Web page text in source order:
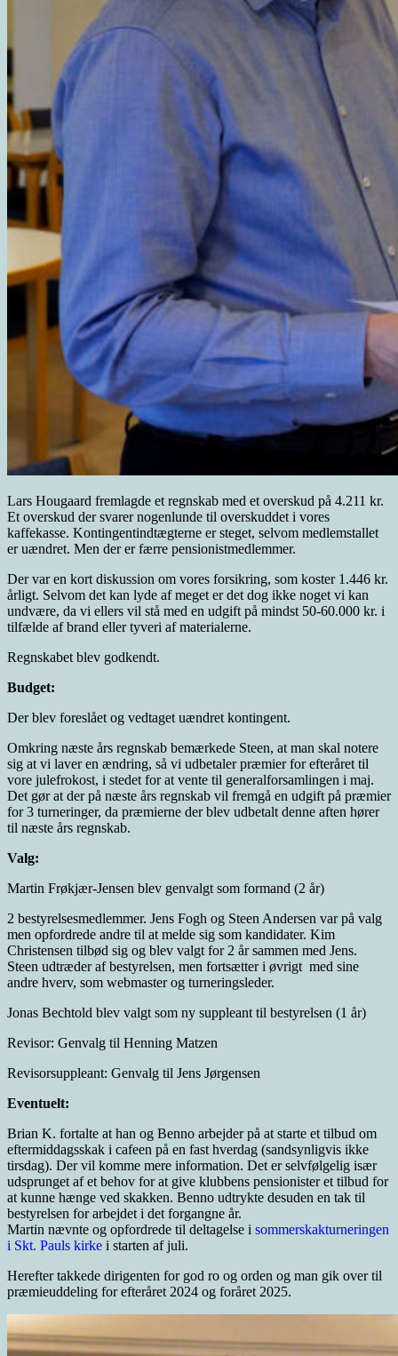
Lars Hougaard fremlagde et regnskab med et overskud på 4.211 kr.
Et overskud der svarer nogenlunde til overskuddet i vores
kaffekasse. Kontingentindtægterne er steget, selvom medlemstallet
er uændret. Men der er færre pensionistmedlemmer.
Der var en kort diskussion om vores forsikring, som koster 1.446 kr.
årligt. Selvom det kan lyde af meget er det dog ikke noget vi kan
undvære, da vi ellers vil stå med en udgift på mindst 50-60.000 kr. i
tilfælde af brand eller tyveri af materialerne.
Regnskabet blev godkendt.
Budget:
Der blev foreslået og vedtaget uændret kontingent.
Omkring næste års regnskab bemærkede Steen, at man skal notere
sig at vi laver en ændring, så vi udbetaler præmier for efteråret til
vore julefrokost, i stedet for at vente til generalforsamlingen i maj.
Det gør at der på næste års regnskab vil fremgå en udgift på præmier
for 3 turneringer, da præmierne der blev udbetalt denne aften hører
til næste års regnskab.
Valg:
Martin Frøkjær-Jensen blev genvalgt som formand (2 år)
2 bestyrelsesmedlemmer. Jens Fogh og Steen Andersen var på valg
men opfordrede andre til at melde sig som kandidater. Kim
Christensen tilbød sig og blev valgt for 2 år sammen med Jens.
Steen udtræder af bestyrelsen, men fortsætter i øvrigt med sine
andre hverv, som webmaster og turneringsleder.
Jonas Bechtold blev valgt som ny suppleant til bestyrelsen (1 år)
Revisor: Genvalg til Henning Matzen
Revisorsuppleant: Genvalg til Jens Jørgensen
Eventuelt:
Brian K. fortalte at han og Benno arbejder på at starte et tilbud om
eftermiddagsskak i cafeen på en fast hverdag (sandsynligvis ikke
tirsdag). Der vil komme mere information. Det er selvfølgelig især
udsprunget af et behov for at give klubbens pensionister et tilbud for
at kunne hænge ved skakken. Benno udtrykte desuden en tak til
bestyrelsen for arbejdet i det forgangne år.
Martin nævnte og opfordrede til deltagelse i sommerskakturneringen
i Skt. Pauls kirke i starten af juli.
Herefter takkede dirigenten for god ro og orden og man gik over til
præmieuddeling for efteråret 2024 og foråret 2025.